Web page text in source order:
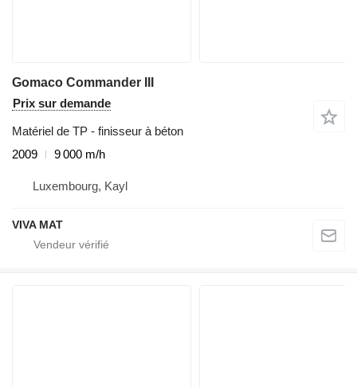
Gomaco Commander III
Prix sur demande
Matériel de TP - finisseur à béton
2009
9 000 m/h
Luxembourg, Kayl
VIVA MAT